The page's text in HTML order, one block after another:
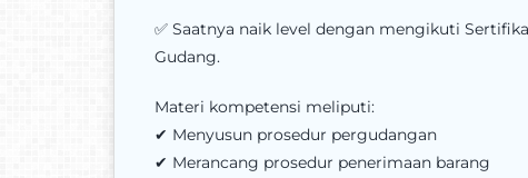
✅ Saatnya naik level dengan mengikuti
Gudang.
Materi kompetensi meliputi:
✔ Menyusun prosedur pergudangan
✔ Merancang prosedur penerimaan barang